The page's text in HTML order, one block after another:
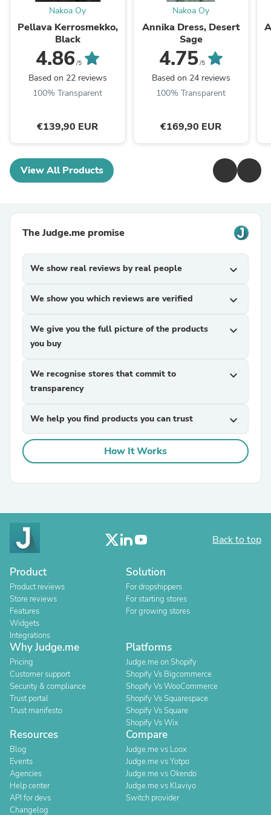
Nakoa Oy
Pellava Kerrosmekko,
Black
4.86 /5
Based on 22 reviews
100% Transparent
€139,90 EUR
Nakoa Oy
Annika Dress, Desert
Sage
4.75/5
Based on 24 reviews
100% Transparent
€169,90 EUR
View All Products
The Judge.me promise
We show real reviews by real people expand_more
We show you which reviews are verified expand_more
We give you the full picture of the products
you buy
expand_more
We recognise stores that commit to
transparency
expand_more
We help you find products you can trust expand_more
How It Works
Back to top
Product
Product reviews
Store reviews
Features
Widgets
Integrations
Solution
For dropshippers
For starting stores
For growing stores
Why Judge.me
Pricing
Customer support
Security & compliance
Trust portal
Trust manifesto
Platforms
Judge.me on Shopify
Shopify Vs Bigcommerce
Shopify Vs WooCommerce
Shopify Vs Squarespace
Shopify Vs Square
Shopify Vs Wix
Resources
Blog
Events
Agencies
Help center
API for devs
Changelog
Compare
Judge.me vs Loox
Judge.me vs Yotpo
Judge.me vs Okendo
Judge.me vs Klaviyo
Switch provider